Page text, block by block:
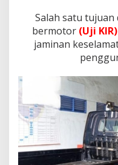
Salah satu
bermotor(Uji KIR)
jaminan